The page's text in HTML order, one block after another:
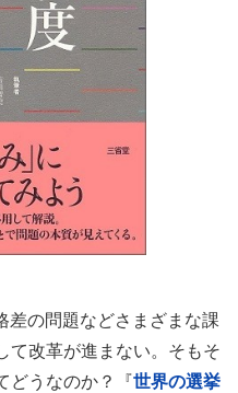
の問題などさまざまな課
て改革が進まない。そもそ
どうなのか？『世界の選挙